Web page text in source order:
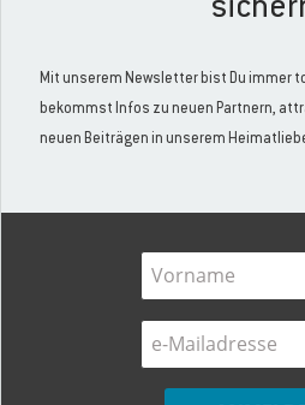
Timmel
Das Timmeler Meer ist an sich
denn hier findet man einen
und einen kleinen
steuern oder man folgt dem
Nordwesten, biegt dann in die
später in das Rorichumer Tief
übrigens die „Liebesinsel“ –
Mit unserem Newsletter bist Du immer
bekommst Infos zu neuen Partnern,
neuen Beiträgen in unserem